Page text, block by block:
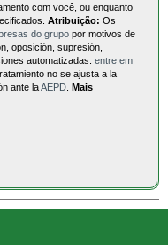
com você, ou enquanto
Atribuição: Os
do grupo por motivos de
oposición, supresión,
automatizadas: entre em
no se ajusta a la
ante laAEPD Mais